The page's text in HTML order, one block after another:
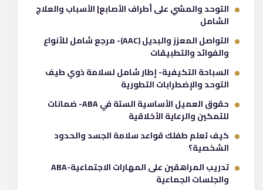
التوحد والمشي على أطراف الأصابع| الأسباب والعلاج
الشامل
التواصل المعزز والبديل (AAC)- مرجع شامل للأنواع
والفوائد والتطبيقات
السباحة التكيفية- إطار شامل لسلامة ذوي طيف
التوحد والإضطرابات التطورية
حقوق العميل الأساسية الستة في ABA- ضمانات
للتمكين والرعاية الأخلاقية
كيف تعلم طفلك قواعد سلامة الجسد والحدود
الشخصية؟
تدريب المراهقين على المهارات الاجتماعية-ABA
والجلسات الجماعية